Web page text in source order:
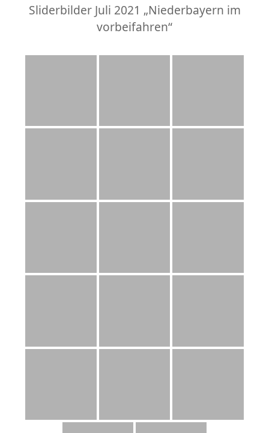
Sliderbilder Juli 2021 „Niederbayern im
vorbeifahren“